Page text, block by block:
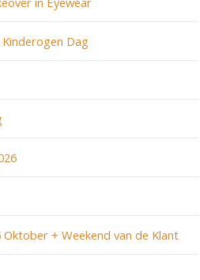
Dag
+ Weekend van de Klant